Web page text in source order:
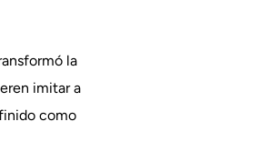
la
imitar a
como